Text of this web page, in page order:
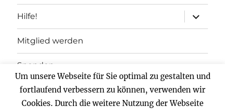
Hilfe!
anzeigen
Mitglied werden
Spenden
Impressum
Um unsere Webseite für Sie optimal zu gestalten und
fortlaufend verbessern zu können, verwenden wir
Cookies. Durch die weitere Nutzung der Webseite